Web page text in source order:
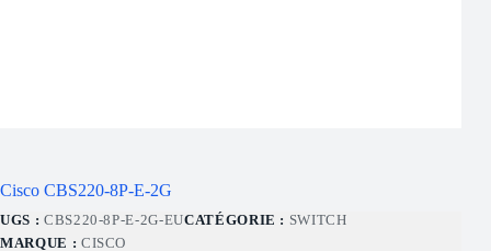
Cisco CBS220-8P-E-2G
UGS : CBS220-8P-E-2G-EUCATÉGORIE : SWITCH
MARQUE : CISCO